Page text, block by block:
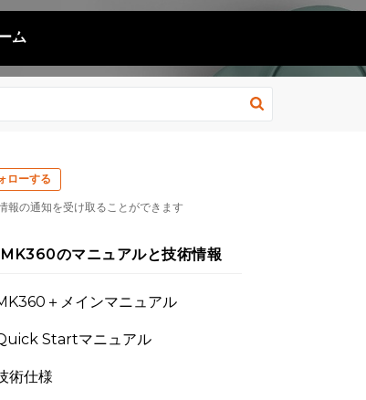
ム
ローする
報の通知を受け取ることができます
MK360のマニュアルと技術情報
＋メインマニュアル
Startマニュアル
術仕様